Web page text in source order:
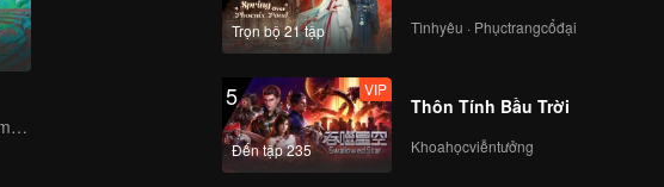
Người mang thiên mệnh và kẻ siêu phàm, quyết chiến nào!
Trọn bộ 21 tập Tìnhyêu · Phụctrangcổđại
5
Đến tập 235
VIP
Thôn Tính Bầu Trời
Khoahọcviễntưởng